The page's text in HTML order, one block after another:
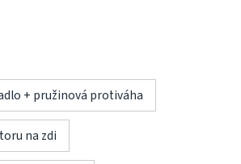
+ pružinová protiváha
na zdi